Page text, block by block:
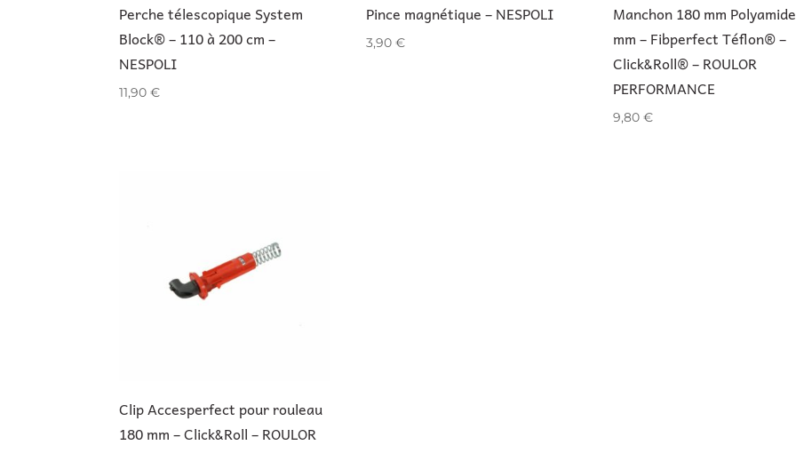
Perche télescopique System
Block® – 110 à 200 cm –
NESPOLI
11,90€
Pince magnétique – NESPOLI
3,90€
Manchon 180 mm
mm – Fibperfect Téflon® –
Click&Roll® – ROULOR
PERFORMANCE
9,80€
Clip Accesperfect pour rouleau
180 mm – Click&Roll – ROULOR